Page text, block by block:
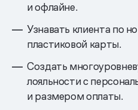
и офлайне.
Узнавать клиента по
пластиковой карты.
Создать
лояльности с
и размером оплаты.